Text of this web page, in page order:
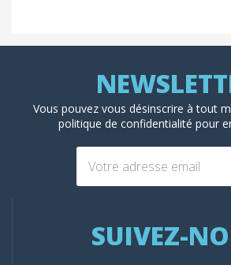
Vous pouvez vous désinscrire à tout
politique de confidentialité pour
SUIVEZ-